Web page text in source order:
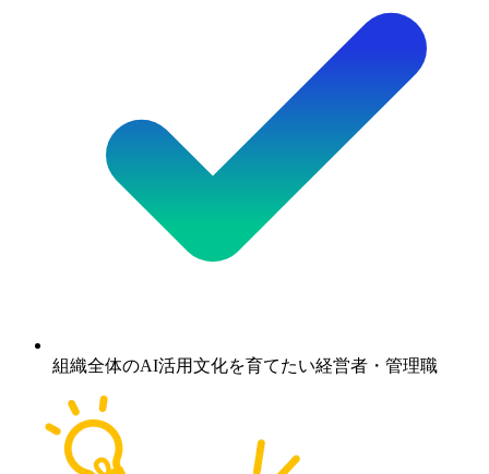
組織全体のAI活用文化を育てたい経営者・管理職